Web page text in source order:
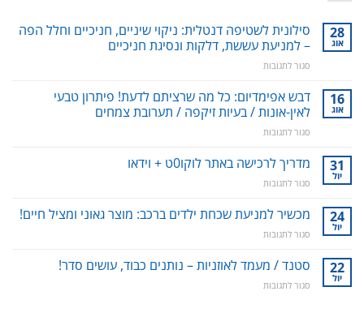
28
אוג
סילונית לשטיפה דנטלית: ניקוי שיניים, חניכיים וחלל הפה
– למניעת עששת, דלקות ונסיגת חניכיים
סגור לתגובותעל
לשטיפה
דנטלית:
ניקוי
שיניים,
וחלל
–
עששת,
דלקות
16
אוג
דבש אפימדיום: כל מה שרציתם לדעת! פיתרון טבעי
לאין-אונות / בעיות זיקפה / תערובת צמחים
סגור לתגובותעל
אפימדיום:
מה
לדעת!
טבעי
/
בעיות
31
יול
מדריך לרכישה באתר לוקו0ט + וידאו
סגור לתגובותעל
לרכישה
וידאו
24
יול
מכשיר למניעת שכחת ילדים ברכב: מוצר גאוני ומציל חיים!
סגור לתגובותעל
למניעת
ילדים
22
יול
סטנד / מעמד לאוזניות – נותנים כבוד, עושים סדר!
סגור לתגובותעל